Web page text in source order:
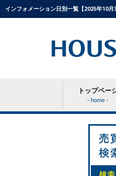
インフォメーション日別一覧【2025年10
トップペー
- home -